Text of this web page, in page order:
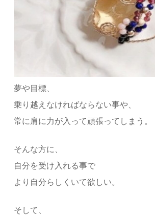
夢や目標、
乗り越えなければならない事や、
常に肩に力が入って頑張ってしまう。
そんな方に、
自分を受け入れる事で
より自分らしくいて欲しい。
そして、